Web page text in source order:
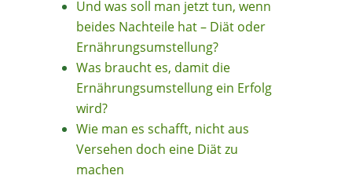
Und was soll man jetzt tun, wenn
beides Nachteile hat – Diät oder
Ernährungsumstellung?
Was braucht es, damit die
Ernährungsumstellung ein Erfolg
wird?
Wie man es schafft, nicht aus
Versehen doch eine Diät zu
machen